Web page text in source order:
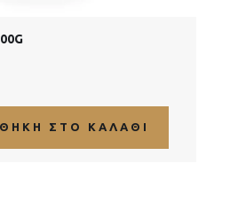
ΣΤΟ ΚΑΛΆΘΙ